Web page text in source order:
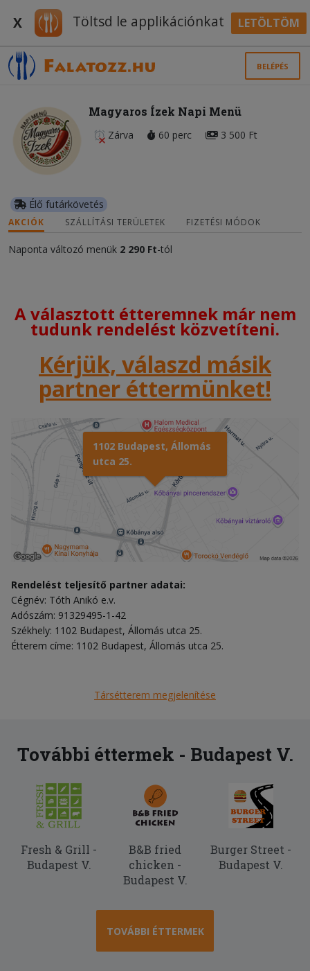
X Töltsd le applikációnkat LETÖLTÖM
BELÉPÉS
Magyaros Ízek Napi Menü
Zárva 60 perc 3 500 Ft
Élő futárkövetés
AKCIÓK SZÁLLÍTÁSI TERÜLETEK FIZETÉSI MÓDOK
Naponta változó menük 2 290 Ft-tól
A választott étteremnek már nem
tudunk rendelést közvetíteni.
Kérjük, válaszd másik
partner éttermünket!
1102 Budapest, Állomás
utca 25.
Rendelést teljesítő partner adatai:
Cégnév: Tóth Anikó e.v.
Adószám: 91329495-1-42
Székhely: 1102 Budapest, Állomás utca 25.
Étterem címe: 1102 Budapest, Állomás utca 25.
Társétterem megjelenítése
További éttermek - Budapest V.
Fresh & Grill -
Budapest V.
B&B fried
chicken -
Budapest V.
Burger Street -
Budapest V.
TOVÁBBI ÉTTERMEK